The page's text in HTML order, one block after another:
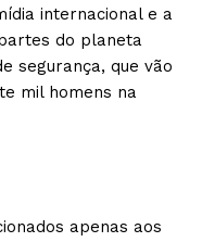
internacional e a
do planeta
segurança, que vão
mil homens na
apenas aos